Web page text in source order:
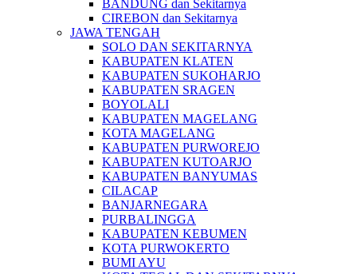
BANDUNG dan Sekitarnya
CIREBON dan Sekitarnya
JAWA TENGAH
SOLO DAN SEKITARNYA
KABUPATEN KLATEN
KABUPATEN SUKOHARJO
KABUPATEN SRAGEN
BOYOLALI
KABUPATEN MAGELANG
KOTA MAGELANG
KABUPATEN PURWOREJO
KABUPATEN KUTOARJO
KABUPATEN BANYUMAS
CILACAP
BANJARNEGARA
PURBALINGGA
KABUPATEN KEBUMEN
KOTA PURWOKERTO
BUMI AYU